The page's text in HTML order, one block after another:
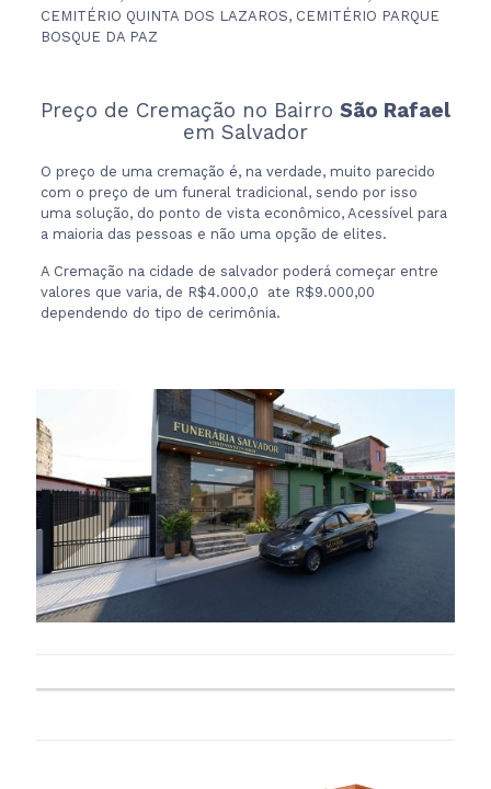
CEMITÉRIO QUINTA DOS LAZAROS, CEMITÉRIO PARQUE
BOSQUE DA PAZ
Preço de Cremação no Bairro São Rafael
em Salvador
O preço de uma cremação é, na verdade, muito parecido
com o preço de um funeral tradicional, sendo por isso
uma solução, do ponto de vista econômico, Acessível para
a maioria das pessoas e não uma opção de elites.
A Cremação na cidade de salvador poderá começar entre
valores que varia, de R$4.000,0 ate R$9.000,00
dependendo do tipo de cerimônia.